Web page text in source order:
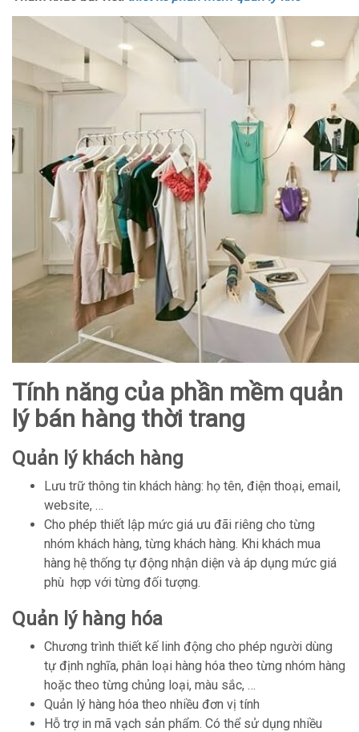
Tính năng của phần mềm quản
lý bán hàng thời trang
Quản lý khách hàng
Lưu trữ thông tin khách hàng: họ tên, điện thoại, email,
website, …
Cho phép thiết lập mức giá ưu đãi riêng cho từng
nhóm khách hàng, từng khách hàng. Khi khách mua
hàng hệ thống tự động nhận diện và áp dụng mức giá
phù hợp với từng đối tượng.
Quản lý hàng hóa
Chương trình thiết kế linh động cho phép người dùng
tự định nghĩa, phân loại hàng hóa theo từng nhóm hàng
hoặc theo từng chủng loại, màu sắc, …
Quản lý hàng hóa theo nhiều đơn vị tính
Hỗ trợ in mã vạch sản phẩm. Có thể sử dụng nhiều